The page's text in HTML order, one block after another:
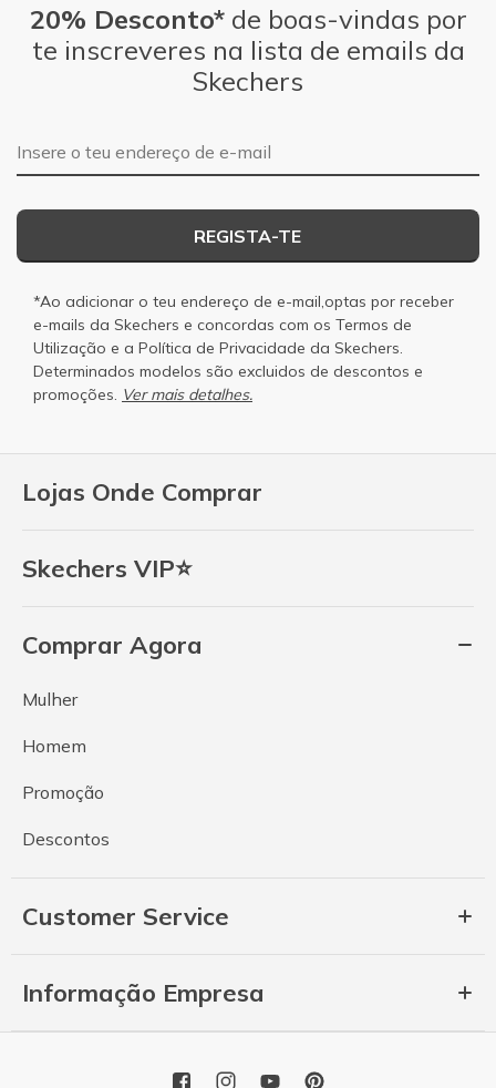
Lojas Onde Comprar
Skechers VIP⭐
Comprar Agora
Mulher
Homem
Promoção
Descontos
Customer Service
Informação Empresa
20% Desconto*de boas-vindas por
te inscreveres na lista de emails da
Skechers
Endereço de e-mail
REGISTA-TE
*Ao adicionar o teu endereço de e-mail,optas por receber
e-mails da Skechers e concordas com os Termos de
Utilização e a Política de Privacidade da Skechers.
Determinados modelos são excluidos de descontos e
promoções. Ver mais detalhes.